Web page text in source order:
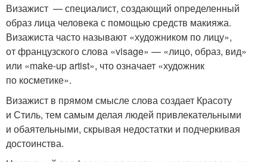
Визажист — специалист, создающий определенный
образ лица человека с помощью средств макияжа.
Визажиста часто называют «художником по лицу»,
от французского слова «visage» — «лицо, образ, вид»
или «make-up artist», что означает «художник
по косметике».
Визажист в прямом смысле слова создает Красоту
и Стиль, тем самым делая людей привлекательными
и обаятельными, скрывая недостатки и подчеркивая
достоинства.